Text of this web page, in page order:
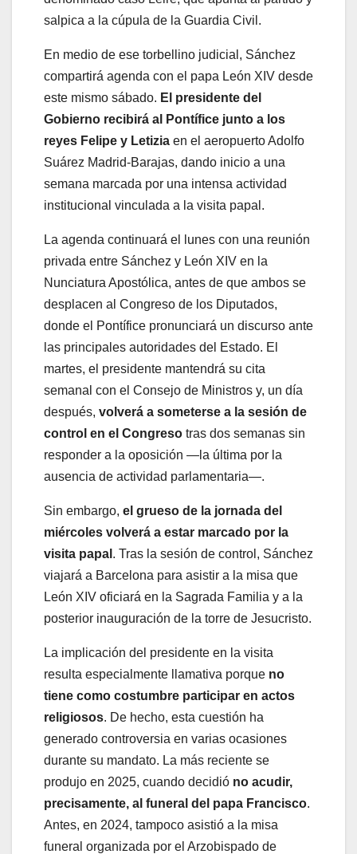
salpica a la cúpula de la Guardia Civil.
En medio de ese torbellino judicial, Sánchez
compartirá agenda con el papa León XIV desde
este mismo sábado. El presidente del
Gobierno recibirá al Pontífice junto a los
reyes Felipe y Letizia en el aeropuerto Adolfo
Suárez Madrid-Barajas, dando inicio a una
semana marcada por una intensa actividad
institucional vinculada a la visita papal.
La agenda continuará el lunes con una reunión
privada entre Sánchez y León XIV en la
Nunciatura Apostólica, antes de que ambos se
desplacen al Congreso de los Diputados,
donde el Pontífice pronunciará un discurso ante
las principales autoridades del Estado. El
martes, el presidente mantendrá su cita
semanal con el Consejo de Ministros y, un día
después, volverá a someterse a la sesión de
control en el Congreso tras dos semanas sin
responder a la oposición —la última por la
ausencia de actividad parlamentaria—.
Sin embargo, el grueso de la jornada del
miércoles volverá a estar marcado por la
visita papal . Tras la sesión de control, Sánchez
viajará a Barcelona para asistir a la misa que
León XIV oficiará en la Sagrada Familia y a la
posterior inauguración de la torre de Jesucristo.
La implicación del presidente en la visita
resulta especialmente llamativa porque no
tiene como costumbre participar en actos
religiosos. De hecho, esta cuestión ha
generado controversia en varias ocasiones
durante su mandato. La más reciente se
produjo en 2025, cuando decidió no acudir,
precisamente, al funeral del papa Francisco.
Antes, en 2024, tampoco asistió a la misa
funeral organizada por el Arzobispado de